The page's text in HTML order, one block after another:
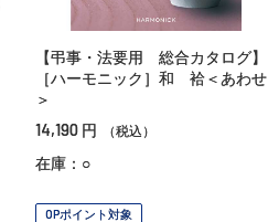
【弔事・法要用 総合カタログ】
［ハーモニック］和 袷＜あわせ
＞
14,190 円 （税込）
在庫：○
OPポイント対象